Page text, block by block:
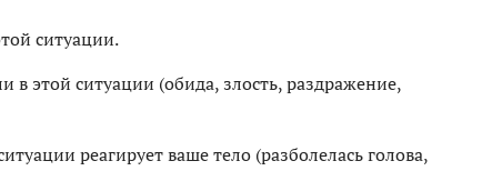
ситуации.
в этой ситуации (обида, злость, раздражение,
реагирует ваше тело (разболелась голова,